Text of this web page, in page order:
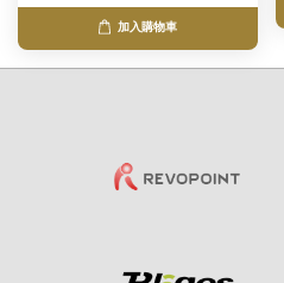
加入購物車